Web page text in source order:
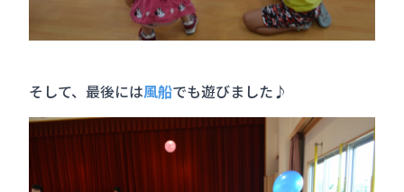
そして、最後には風船でも遊びました♪